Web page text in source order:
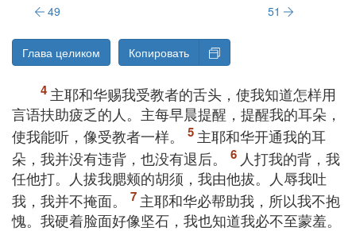
49 51
Глава целиком Копировать
主耶和华赐我受教者的舌头，使我知道怎样用
言语扶助疲乏的人。主每早晨提醒，提醒我的耳朵，
使我能听，像受教者一样。
主耶和华开通我的耳
朵，我并没有违背，也没有退后。
人打我的背，我
任他打。人拔我腮颊的胡须，我由他拔。人辱我吐
我，我并不掩面。
主耶和华必帮助我，所以我不抱
愧。我硬着脸面好像坚石，我也知道我必不至蒙羞。